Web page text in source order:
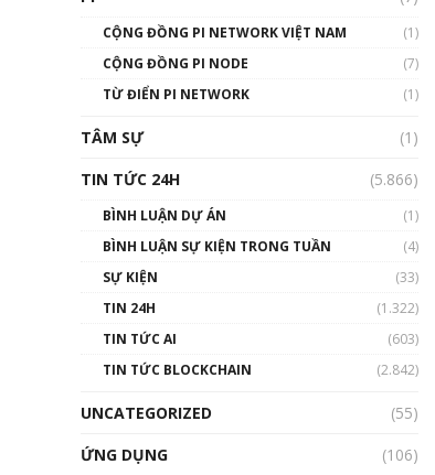
01:32:59
Talkshow17: Mùa đông
Crypto – Chiếc khăn gió ấm
01:49:30
Talkshow 14: MemeCoin –
CỘNG ĐỒNG PI NETWORK VIỆT NAM
(1)
CỘNG ĐỒNG PI NODE
(7)
TỪ ĐIỂN PI NETWORK
(1)
TÂM SỰ
(1)
TIN TỨC 24H
(5.866)
BÌNH LUẬN DỰ ÁN
(1)
BÌNH LUẬN SỰ KIỆN TRONG TUẦN
(4)
SỰ KIỆN
(33)
TIN 24H
(1.322)
TIN TỨC AI
(603)
TIN TỨC BLOCKCHAIN
(2.842)
UNCATEGORIZED
(55)
ỨNG DỤNG
(106)